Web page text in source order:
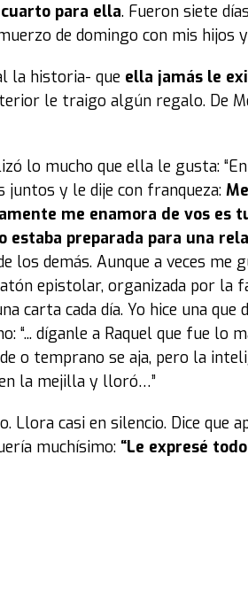
para ella. Fueron siete
de domingo con mis hijos
la historia- que ella jamás le
le traigo algún regalo. De
lo mucho que ella le gusta:
y le dije con franqueza:
me enamora de vos es
estaba preparada para una
los demás. Aunque a veces me
epistolar, organizada por la
carta cada día. Yo hice una
“... díganle a Raquel que fue lo
o temprano se aja, pero la
en la mejilla y lloró…”
casi en silencio. Dice que
muchísimo: “Le expresé